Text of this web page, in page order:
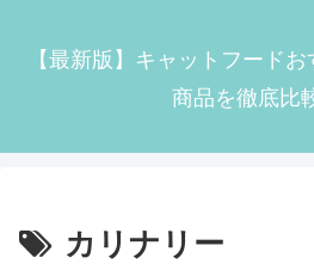
【最新版】キャットフード
商品を徹底比
カリナリー